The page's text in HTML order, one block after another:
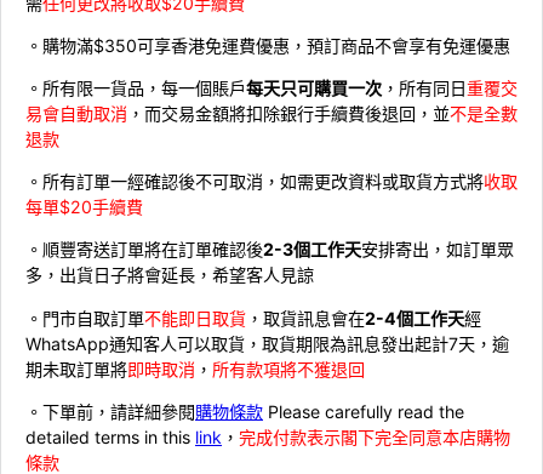
。購物滿$350可享香港免運費優惠，預訂商品不會享有免運優惠
。所有限一貨品，每一個賬戶每天只可購買一次 ，所有同日重覆交
易會自動取消 ，而交易金額將扣除銀行手續費後退回，並不是全數
退款
。所有訂單一經確認後不可取消，如需更改資料或取貨方式將收取
每單$20手續費
。順豐寄送訂單將在訂單確認後2-3個工作天安排寄出，如訂單眾
多，出貨日子將會延長，希望客人見諒
。門市自取訂單不能即日取貨 ，取貨訊息會在2-4個工作天經
WhatsApp通知客人可以取貨，取貨期限為訊息發出起計7天，逾
期未取訂單將即時取消 ， 所有款項將不獲退回
。下單前，請詳細參閱購物條款 Please carefully read the
detailed terms in this link ， 完成付款表示閣下完全同意本店購物
條款